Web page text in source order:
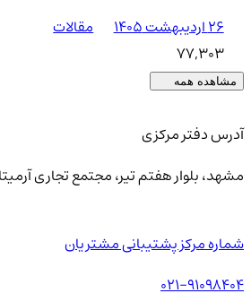
۲۶ اردیبهشت ۱۴۰۵
مقالات
77,303
مشاهده همه
آدرس دفتر مرکزی
مشهد، بلوار هفتم تیر، مجتمع تجاری آرمیتاژ
شماره مرکز پشتیبانی مشتریان
021-91098404